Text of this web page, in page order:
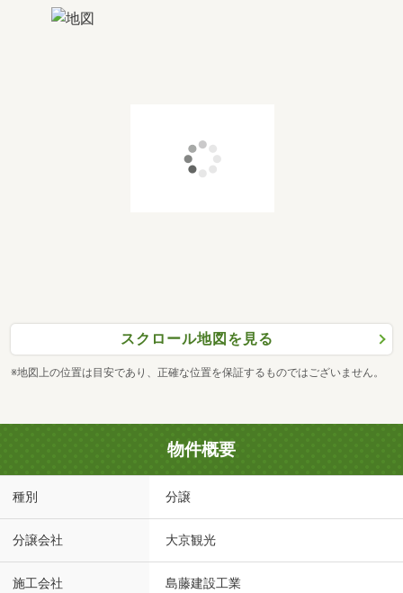
スクロール地図を見る
※地図上の位置は目安であり、正確な位置を保証するものではございません。
物件概要
種別 分譲
分譲会社 大京観光
施工会社 島藤建設工業